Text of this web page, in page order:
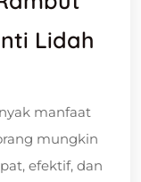
Lidah
manfaat
mungkin
efektif, dan